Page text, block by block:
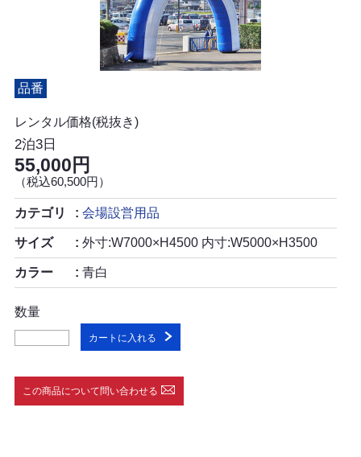
品番
レンタル価格(税抜き)
2泊3日
55,000円
（税込60,500円）
カテゴリ 会場設営用品
サイズ 外寸:W7000×H4500 内寸:W5000×H3500
カラー 青白
数量
カートに入れる
この商品について問い合わせる